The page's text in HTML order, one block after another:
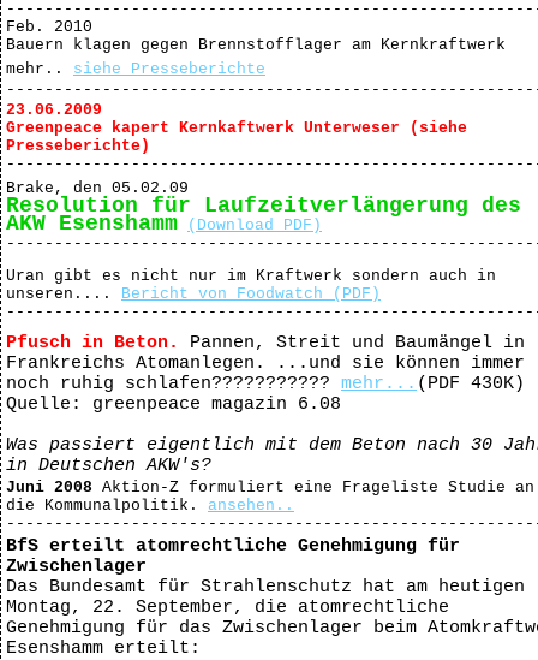
Feb. 2010
Bauern klagen gegen Brennstofflager am Kernkraftwerk
mehr.. siehe Presseberichte
23.06.2009
Greenpeace kapert Kernkaftwerk Unterweser (siehe
Presseberichte)
Brake, den 05.02.09
Resolution für Laufzeitverlängerung des
AKW Esenshamm
(Download PDF)
Uran gibt es nicht nur im Kraftwerk sondern auch in
unseren.... Bericht von Foodwatch (PDF)
Pfusch in Beton.
Pannen, Streit und Baumängel in
Frankreichs Atomanlegen. ...und sie können immer
noch ruhig schlafen??????????? mehr... (PDF 430K)
Quelle: greenpeace magazin 6.08
Was passiert eigentlich mit dem Beton nach 30
in Deutschen AKW's?
Juni 2008 Aktion-Z formuliert eine Frageliste Studie an
die Kommunalpolitik. ansehen..
BfS erteilt atomrechtliche Genehmigung für
Zwischenlager
Das Bundesamt für Strahlenschutz hat am heutigen
Montag, 22. September, die atomrechtliche
Genehmigung für das Zwischenlager beim
Esenshamm erteilt: